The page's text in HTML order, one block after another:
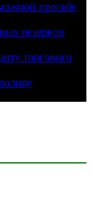
просьбе
резервов
торгового